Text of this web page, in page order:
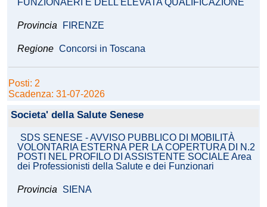
FUNZIONAERI E DELL'ELEVATA QUALIFICAZIONE
Provincia FIRENZE
Regione Concorsi in Toscana
Posti: 2
Scadenza: 31-07-2026
Societa' della Salute Senese
SDS SENESE - AVVISO PUBBLICO DI MOBILITÀ
VOLONTARIA ESTERNA PER LA COPERTURA DI N.2
POSTI NEL PROFILO DI ASSISTENTE SOCIALE Area
dei Professionisti della Salute e dei Funzionari
Provincia SIENA